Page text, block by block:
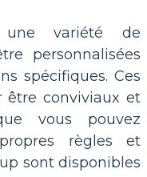
une variété de
personnalisées
spécifiques. Ces
être conviviaux et
vous pouvez
règles et
sont disponibles